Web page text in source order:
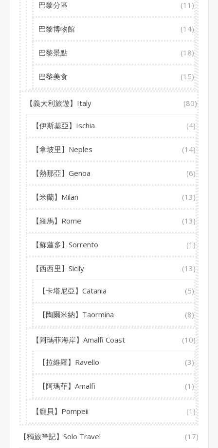
巴黎分區 (11)
巴黎博物館 (14)
巴黎景點 (18)
巴黎美食 (15)
【義大利旅遊】Italy (80)
【伊斯基亞】Ischia (4)
【拿坡里】Neples (14)
【熱那亞】Genoa (6)
【米蘭】Milan (13)
【羅馬】Rome (13)
【蘇蓮多】Sorrento (1)
【西西里】Sicily (13)
【卡塔尼亞】Catania (5)
【陶爾米納】Taormina (8)
【阿瑪菲海岸】Amalfi Coast (10)
【拉維羅】Ravello (3)
【阿瑪菲】Amalfi (1)
【龐貝】Pompeii (1)
【獨旅筆記】Solo Travel (17)